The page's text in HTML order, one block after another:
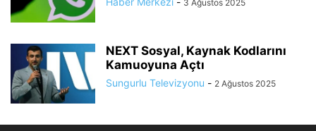
3 Ağustos 2025
NEXT Sosyal, Kaynak Kodlarını
Kamuoyuna Açtı
Sungurlu Televizyonu - 2 Ağustos 2025